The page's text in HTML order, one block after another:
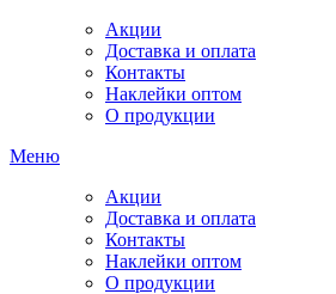
Акции
Доставка и оплата
Контакты
Наклейки оптом
О продукции
Меню
Акции
Доставка и оплата
Контакты
Наклейки оптом
О продукции